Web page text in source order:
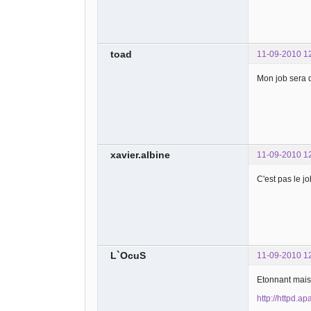
toad 11-09-2010
Mon job sera
xavier.albine 11-09-2010
C'est pas le
L`OcuS 11-09-2010
Etonnant
http://